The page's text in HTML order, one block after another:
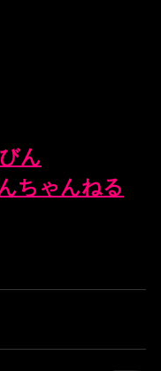
ん
ちゃんねる